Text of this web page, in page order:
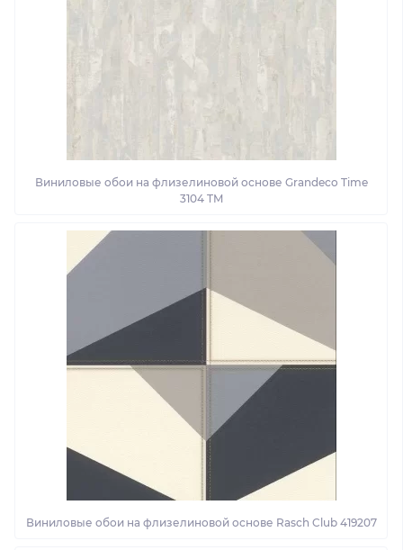
Виниловые обои на флизелиновой основе Grandeco Time
3104 TM
Виниловые обои на флизелиновой основе Rasch Club 419207